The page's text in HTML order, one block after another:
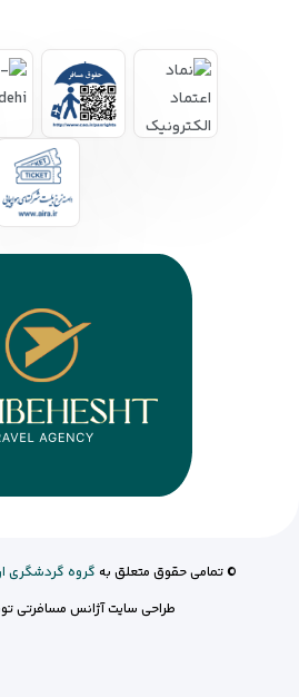
© تمامی حقوق متعلق به گروه گردشگری
طراحی سایت آژانس مسافرتی